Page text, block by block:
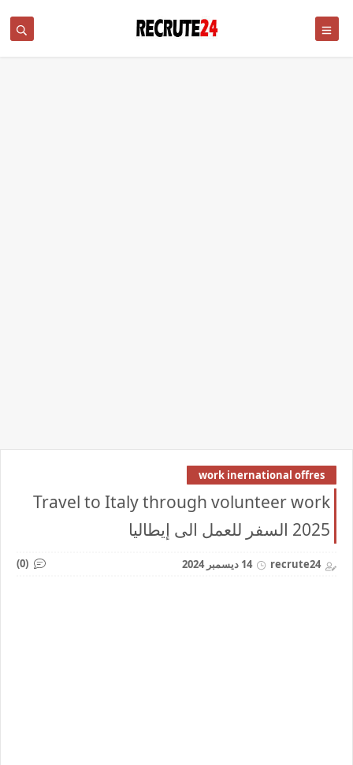
work inernational offres
Travel to Italy through volunteer work
2025 السفر للعمل الى إيطاليا
recrute24 14 ديسمبر 2024 (0)